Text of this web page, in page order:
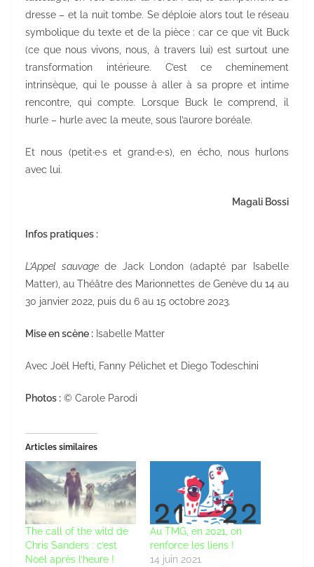
dresse – et la nuit tombe. Se déploie alors tout le réseau
symbolique du texte et de la pièce : car ce que vit Buck
(ce que nous vivons, nous, à travers lui) est surtout une
transformation intérieure. C’est ce cheminement
intrinsèque, qui le pousse à aller à sa propre et intime
rencontre, qui compte. Lorsque Buck le comprend, il
hurle – hurle avec la meute, sous l’aurore boréale.
Et nous (petit·e·s et grand·e·s), en écho, nous hurlons
avec lui.
Magali Bossi
Infos pratiques :
L’Appel sauvagede Jack London (adapté par Isabelle
Matter), au Théâtre des Marionnettes de Genève du 14 au
30 janvier 2022, puis du 6 au 15 octobre 2023.
Mise en scène : Isabelle Matter
Avec Joël Hefti, Fanny Pélichet et Diego Todeschini
Photos : © Carole Parodi
Articles similaires
The call of the wild de
Chris Sanders : c’est
Noël après l’heure !
Au TMG, en 2021, on
renforce les liens !
14 juin 2021